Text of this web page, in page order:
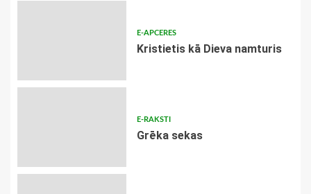
E-APCERES
Kristietis kā Dieva namturis
E-RAKSTI
Grēka sekas